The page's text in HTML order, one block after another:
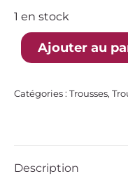
1 en stock
Ajouter au
Catégories : Trousses,
Description